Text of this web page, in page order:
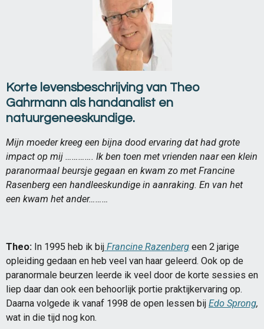
Korte levensbeschrijving van Theo
Gahrmann als handanalist en
natuurgeneeskundige.
Mijn moeder kreeg een bijna dood ervaring dat had grote
impact op mij …………. Ik ben toen met vrienden naar een klein
paranormaal beursje gegaan en kwam zo met Francine
Rasenberg een handleeskundige in aanraking. En van het
een kwam het ander………
Theo: In 1995 heb ik bij Francine Razenberg een 2 jarige
opleiding gedaan en heb veel van haar geleerd. Ook op de
paranormale beurzen leerde ik veel door de korte sessies en
liep daar dan ook een behoorlijk portie praktijkervaring op.
Daarna volgede ik vanaf 1998 de open lessen bij Edo Sprong,
wat in die tijd nog kon.